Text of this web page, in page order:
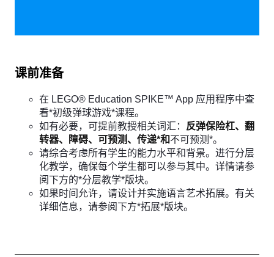
课前准备
在 LEGO® Education SPIKE™ App 应用程序中查
看*初级弹球游戏*课程。
如有必要，可提前教授相关词汇： 反弹保险杠、翻
转器、障碍、可预测、传递*和不可预测*。
请综合考虑所有学生的能力水平和背景。进行分层
化教学，确保每个学生都可以参与其中。详情请参
阅下方的*分层教学*版块。
如果时间允许，请设计并实施语言艺术拓展。有关
详细信息，请参阅下方*拓展*版块。